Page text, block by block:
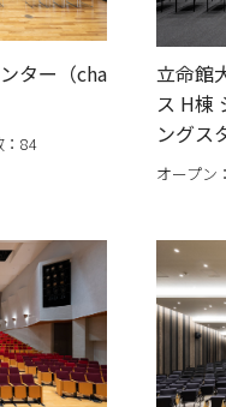
ター（cha
84
立命館
ス H棟
ングス
オープ